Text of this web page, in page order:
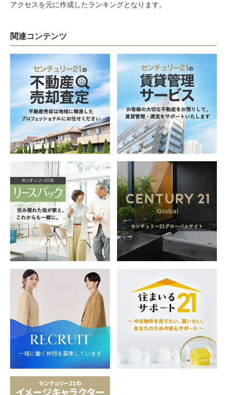
アクセスを元に作成したランキングとなります。
関連コンテンツ